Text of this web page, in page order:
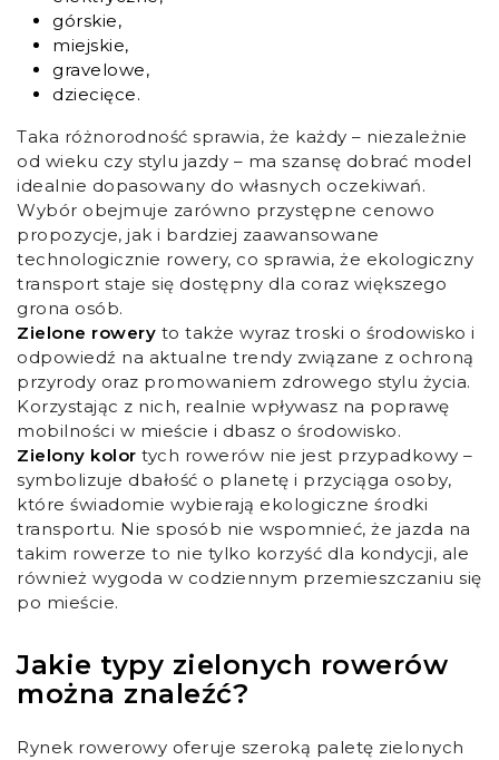
górskie,
miejskie,
gravelowe,
dziecięce.
Taka różnorodność sprawia, że każdy – niezależnie
od wieku czy stylu jazdy – ma szansę dobrać model
idealnie dopasowany do własnych oczekiwań.
Wybór obejmuje zarówno przystępne cenowo
propozycje, jak i bardziej zaawansowane
technologicznie rowery, co sprawia, że ekologiczny
transport staje się dostępny dla coraz większego
grona osób.
Zielone rowery to także wyraz troski o środowisko i
odpowiedź na aktualne trendy związane z ochroną
przyrody oraz promowaniem zdrowego stylu życia.
Korzystając z nich, realnie wpływasz na poprawę
mobilności w mieście i dbasz o środowisko.
Zielony kolor tych rowerów nie jest przypadkowy –
symbolizuje dbałość o planetę i przyciąga osoby,
które świadomie wybierają ekologiczne środki
transportu. Nie sposób nie wspomnieć, że jazda na
takim rowerze to nie tylko korzyść dla kondycji, ale
również wygoda w codziennym przemieszczaniu się
po mieście.
Jakie typy zielonych rowerów
można znaleźć?
Rynek rowerowy oferuje szeroką paletę zielonych